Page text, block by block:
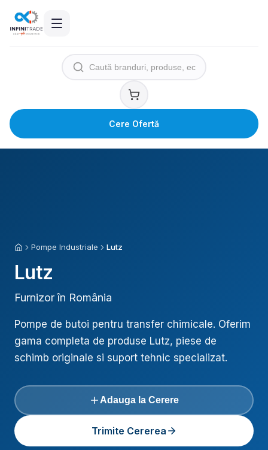
Cere Ofertă
AcasăPompe Industriale Lutz
Lutz
Furnizor în România
Pompe de butoi pentru transfer chimicale. Oferim
gama completa de produse Lutz, piese de
schimb originale si suport tehnic specializat.
Adauga la Cerere
Trimite Cererea